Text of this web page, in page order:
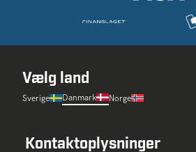
Vælg land
Sverige Danmark Norge
Kontaktoplysninger